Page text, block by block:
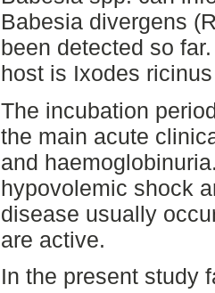
Babesia divergens
been detected so
host is Ixodes
The incubation
the main acute
and
hypovolemic shock
disease usually
are active.
In the present study